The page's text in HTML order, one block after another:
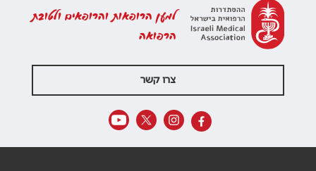
למען הרופאות והרופאים ולטובת
הרפואה
צרו קשר